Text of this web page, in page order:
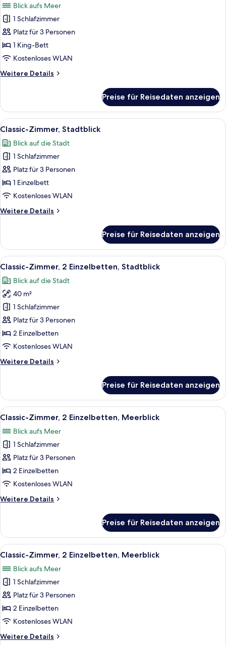
Classic-
Zimmer,
1 King-
Bett,
Zutritt
zur
Club
Meerblick
(Club
Lounge
Access)
anzeigen
Blick aufs Meer
1 Schlafzimmer
Platz für 3 Personen
1 King-Bett
Kostenloses WLAN
Weitere Details
Weitere
Zimmer,
1 King-
Bett,
zur
Club
Meerblick
(Club
Lounge
Access)
Preise für Reisedaten anzeigen
Alle
Fotos
für
Classic-
Zimmer,
Stadtblick
anzeigen
Hochwertige Bettwaren,
16
Classic-Zimmer, Stadtblick
Blick auf die Stadt
1 Schlafzimmer
Platz für 3 Personen
1 Einzelbett
Kostenloses WLAN
Weitere Details
Weitere
Zimmer,
Stadtblick
Preise für Reisedaten anzeigen
Alle
Fotos
für
Classic-
Zimmer,
2 Einzelbetten,
Stadtblick
anzeigen
Ein Hotelzimmer mit zwei Betten,
20
Classic-Zimmer, 2 Einzelbetten, Stadtblick
Blick auf die Stadt
40 m²
1 Schlafzimmer
Platz für 3 Personen
2 Einzelbetten
Kostenloses WLAN
Weitere Details
Weitere
Zimmer,
2 Einzelbetten,
Stadtblick
Preise für Reisedaten anzeigen
Alle
Fotos
für
Classic-
Zimmer,
2 Einzelbetten,
Meerblick
Hochwertige Bettwaren,
15
Classic-Zimmer, 2 Einzelbetten, Meerblick
Blick aufs Meer
1 Schlafzimmer
Platz für 3 Personen
2 Einzelbetten
Kostenloses WLAN
Weitere Details
Weitere
Zimmer,
2 Einzelbetten,
Meerblick
Preise für Reisedaten anzeigen
Alle
Fotos
für
Classic-
Zimmer,
2 Einzelbetten,
Meerblick
Ein Hotelzimmer mit zwei Betten,
11
Classic-Zimmer, 2 Einzelbetten, Meerblick
Blick aufs Meer
1 Schlafzimmer
Platz für 3 Personen
2 Einzelbetten
Kostenloses WLAN
Weitere Details
Weitere